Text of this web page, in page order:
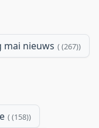
mai nieuws (267)
(158)